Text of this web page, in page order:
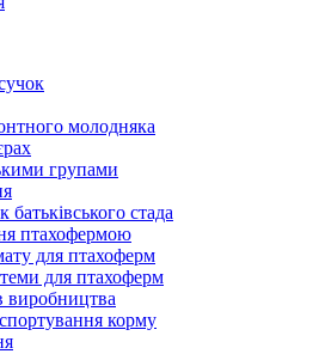
молодняка
групами
стада
птахофермою
для птахоферм
для птахоферм
виробництва
корму